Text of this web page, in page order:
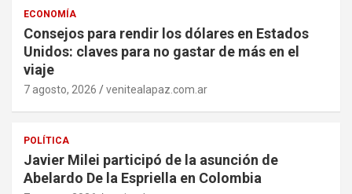
ECONOMÍA
Consejos para rendir los dólares en Estados
Unidos: claves para no gastar de más en el
viaje
7 agosto, 2026 venitealapaz.com.ar
POLÍTICA
Javier Milei participó de la asunción de
Abelardo De la Espriella en Colombia